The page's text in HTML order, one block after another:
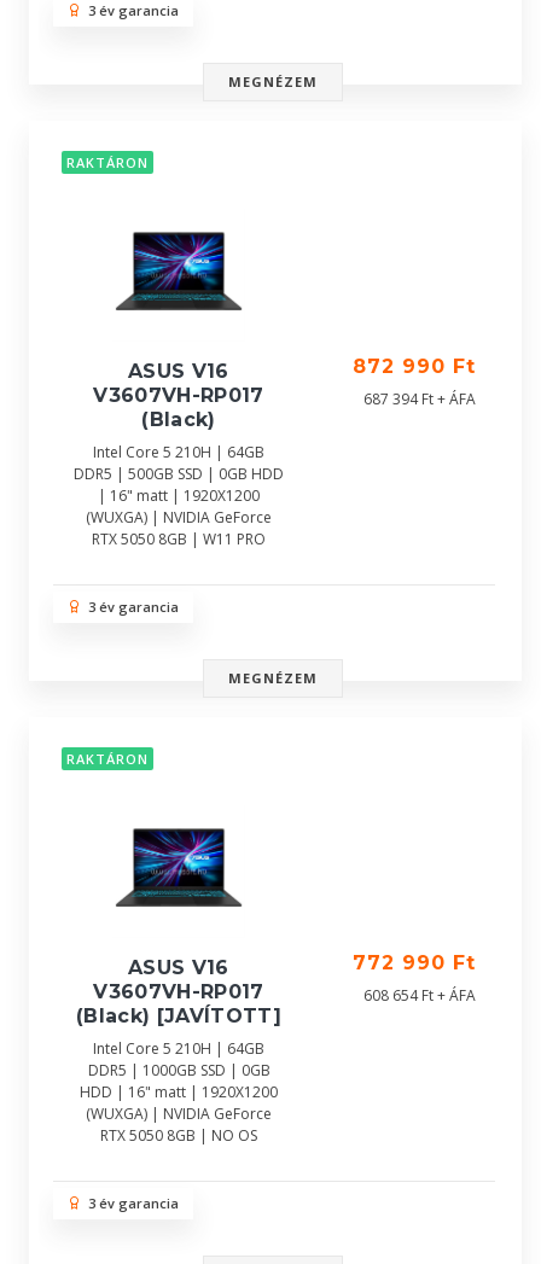
3 év garancia
MEGNÉZEM
RAKTÁRON
ASUS V16
V3607VH-RP017
(Black)
Intel Core 5 210H | 64GB
DDR5 | 500GB SSD | 0GB HDD
| 16" matt | 1920X1200
(WUXGA) | NVIDIA GeForce
RTX 5050 8GB | W11 PRO
872 990 Ft
687 394 Ft + ÁFA
3 év garancia
MEGNÉZEM
RAKTÁRON
ASUS V16
V3607VH-RP017
(Black) [JAVÍTOTT]
Intel Core 5 210H | 64GB
DDR5 | 1000GB SSD | 0GB
HDD | 16" matt | 1920X1200
(WUXGA) | NVIDIA GeForce
RTX 5050 8GB | NO OS
772 990 Ft
608 654 Ft + ÁFA
3 év garancia